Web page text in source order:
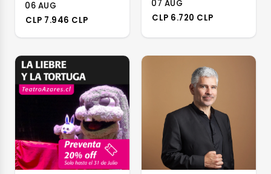
06 AUG
CLP 7.946 CLP
07 AUG
CLP 6.720 CLP